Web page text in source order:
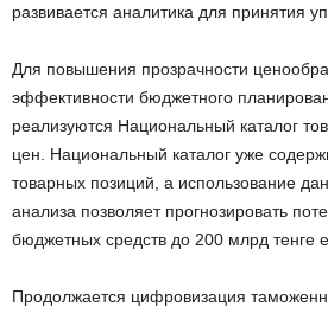
развивается аналитика для принятия
Для повышения прозрачности
эффективности бюджетного
реализуются Национальный каталог
цен. Национальный каталог уже
товарных позиций, а использование
анализа позволяет прогнозировать
бюджетных средств до 200 млрд тенге
Продолжается цифровизация